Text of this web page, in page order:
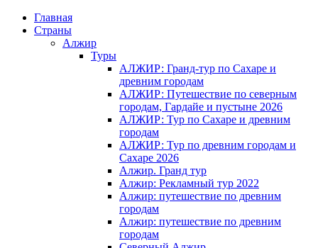
Главная
Страны
Алжир
Туры
АЛЖИР: Гранд-тур по Сахаре и
древним городам
АЛЖИР: Путешествие по северным
городам, Гардайе и пустыне 2026
АЛЖИР: Тур по Сахаре и древним
городам
АЛЖИР: Тур по древним городам и
Сахаре 2026
Алжир. Гранд тур
Алжир: Рекламный тур 2022
Алжир: путешествие по древним
городам
Алжир: путешествие по древним
городам